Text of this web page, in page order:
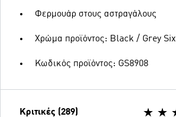
Φερμουάρ στους αστραγάλους
Χρώμα προϊόντος: Black / Grey Six
Κωδικός προϊόντος: GS8908
Κριτικές (289)